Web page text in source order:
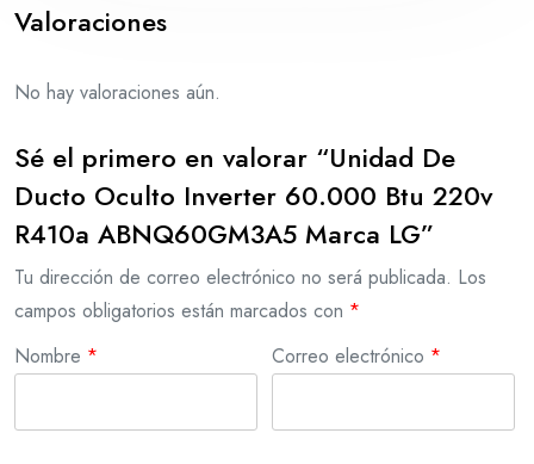
Valoraciones
No hay valoraciones aún.
Sé el primero en valorar “Unidad De
Ducto Oculto Inverter 60.000 Btu 220v
R410a ABNQ60GM3A5 Marca LG”
Tu dirección de correo electrónico no será publicada. Los
campos obligatorios están marcados con *
Nombre * Correo electrónico *